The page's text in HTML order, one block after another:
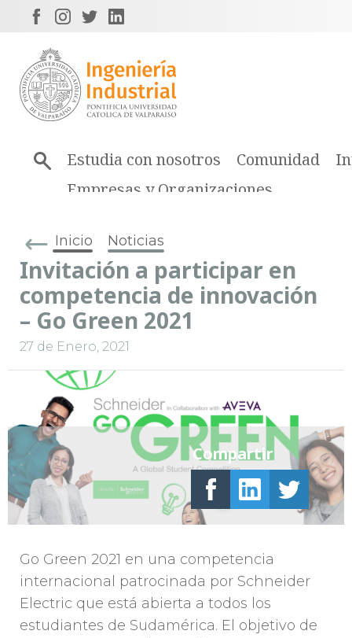
Estudia con nosotros Comunidad
Empresas y Organizaciones
Inicio Noticias
Invitación a participar en
competencia de innovación
– Go Green 2021
27 de Enero, 2021
Go Green 2021 en una competencia
internacional patrocinada por Schneider
Electric que está abierta a todos los
estudiantes de Sudamérica. El objetivo de
Compartir